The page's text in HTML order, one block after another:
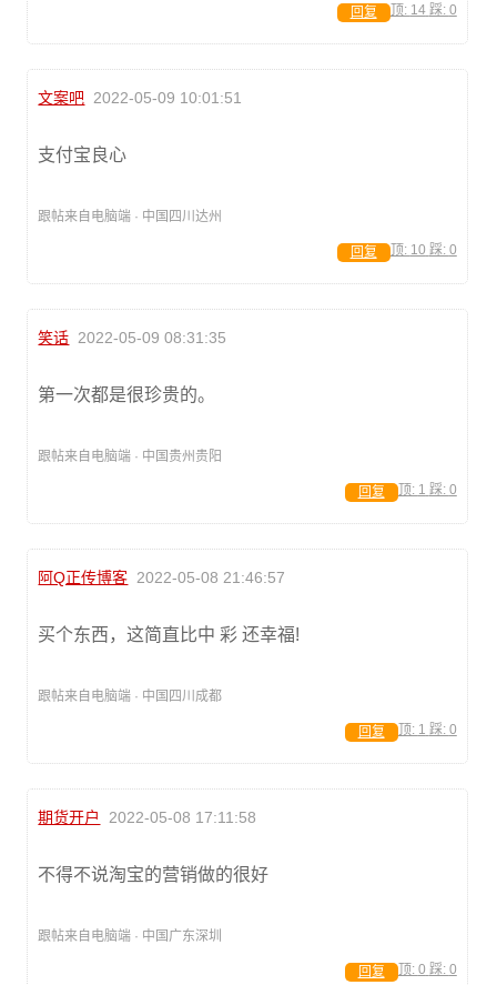
顶: 14 踩: 0
回复
文案吧 2022-05-09 10:01:51
支付宝良心
跟帖来自电脑端 · 中国四川达州
顶: 10 踩: 0
回复
笑话 2022-05-09 08:31:35
第一次都是很珍贵的。
跟帖来自电脑端 · 中国贵州贵阳
顶: 1 踩: 0
回复
阿Q正传博客 2022-05-08 21:46:57
买个东西，这简直比中 彩 还幸福!
跟帖来自电脑端 · 中国四川成都
顶: 1 踩: 0
回复
期货开户 2022-05-08 17:11:58
不得不说淘宝的营销做的很好
跟帖来自电脑端 · 中国广东深圳
顶: 0 踩: 0
回复